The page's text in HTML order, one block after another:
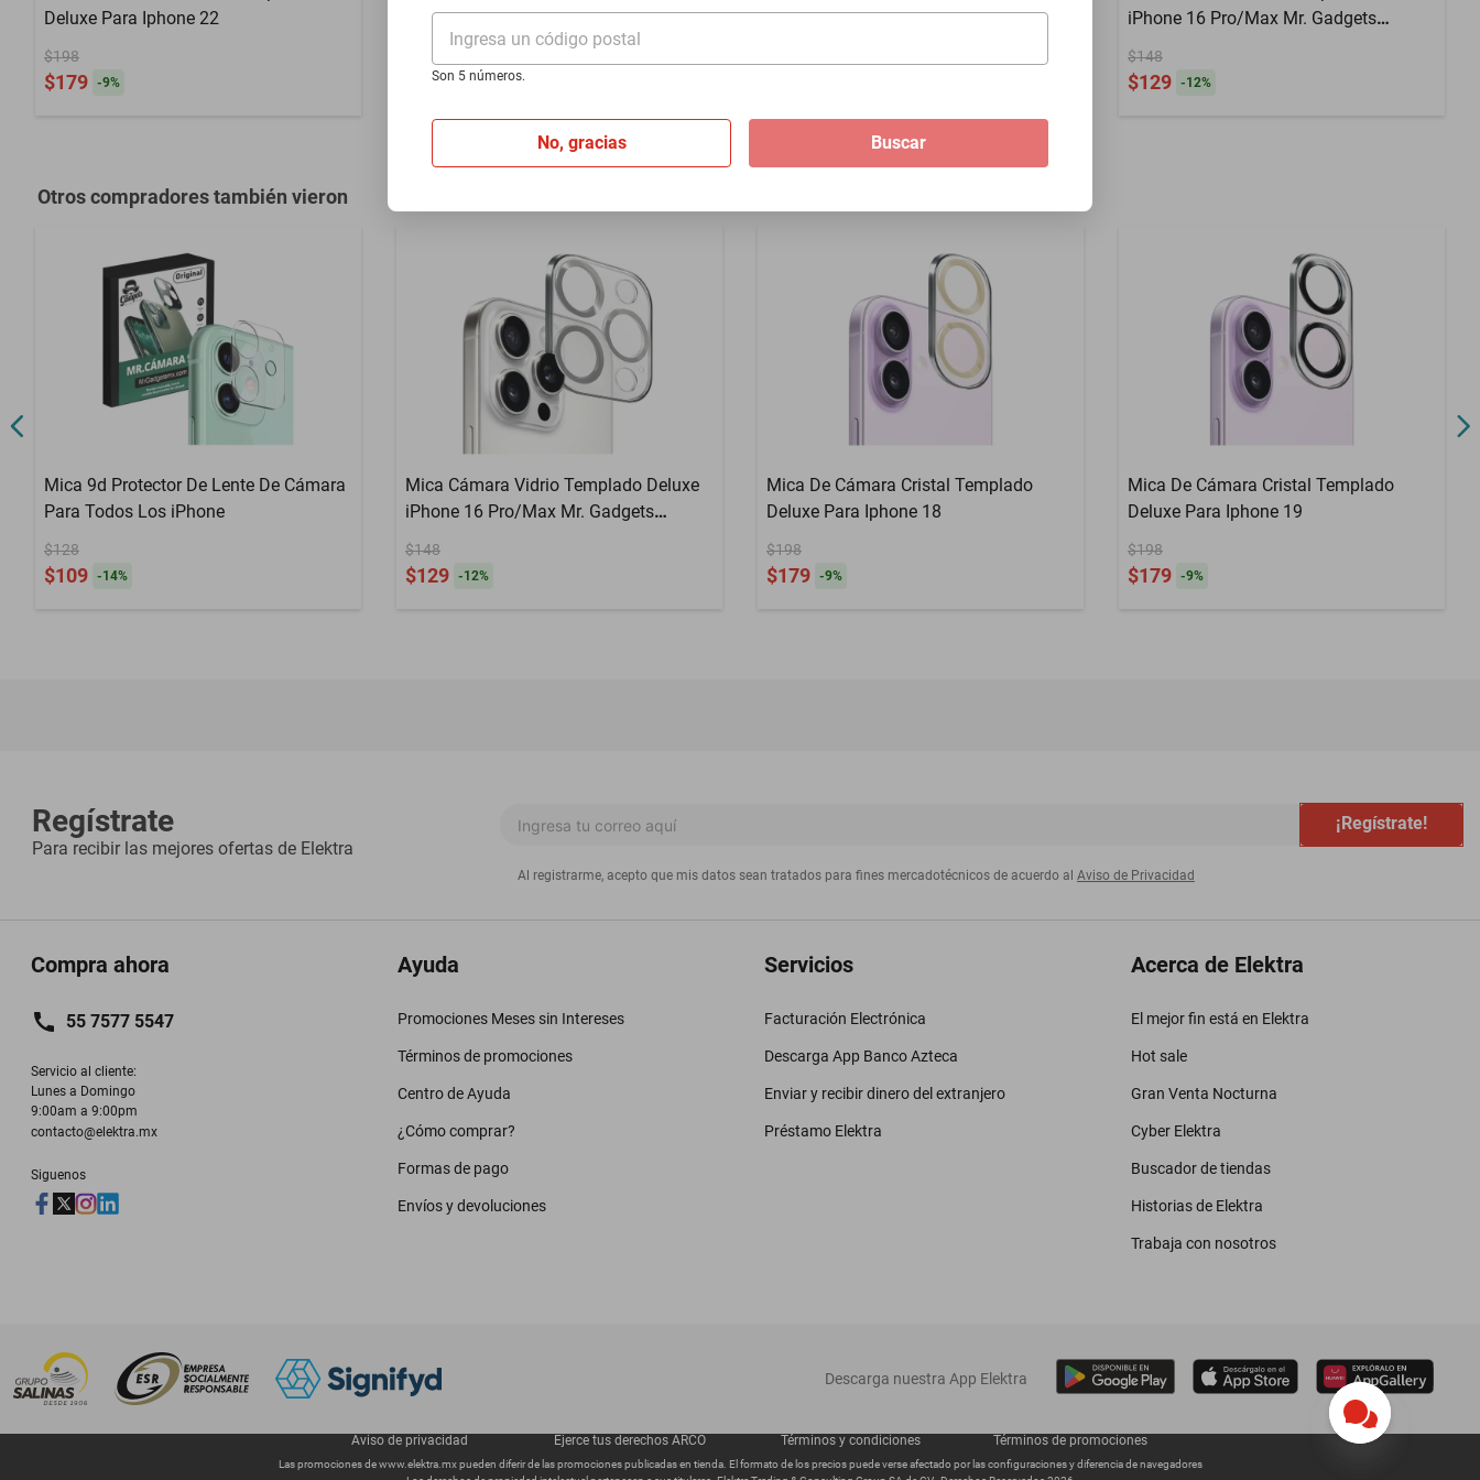
Ingresa un código postal
Son 5 números.
No, gracias Buscar
Deluxe Para Iphone 22
$198
$179 -9%
iPhone 16 Pro/Max Mr. Gadgets
Plateado
$129 -12%
Vidrio Templado iPhone 14 Pro 14 Pro
iPhone 16 Pro/Max Mr. Gadgets
Plateado
$148
$129 -12%
Otros compradores también vieron
Mica 9d Protector De Lente De Cámara
Para Todos Los iPhone
$128
$109 -14%
Mica Cámara Vidrio Templado Deluxe
iPhone 16 Pro/Max Mr. Gadgets
Plateado
$148
$129 -12%
Mica De Cámara Cristal Templado
Deluxe Para Iphone 18
$198
$179 -9%
Mica De Cámara Cristal Templado
Deluxe Para Iphone 19
$198
$179 -9%
Regístrate
Para recibir las mejores ofertas de Elektra
¡Regístrate!
Al registrarme, acepto que mis datos sean tratados para fines mercadotécnicos de acuerdo al Aviso de Privacidad
Compra ahora
55 7577 5547
Servicio al cliente:
Lunes a Domingo
9:00am a 9:00pm
contacto@elektra.mx
Siguenos
Ayuda
Promociones Meses sin Intereses
Términos de promociones
Centro de Ayuda
¿Cómo comprar?
Formas de pago
Envíos y devoluciones
Servicios
Facturación Electrónica
Descarga App Banco Azteca
Enviar y recibir dinero del extranjero
Préstamo Elektra
Acerca de Elektra
El mejor fin está en Elektra
Hot sale
Gran Venta Nocturna
Cyber Elektra
Buscador de tiendas
Historias de Elektra
Trabaja con nosotros
‎ Descarga nuestra App Elektra
Aviso de privacidad Ejerce tus derechos ARCO Términos y condiciones Términos de promociones
Las promociones dewww.elektra.mxpueden diferir de las promociones publicadas en tienda. El formato de los precios puede verse afectado por las configuraciones y diferencia de navegadores